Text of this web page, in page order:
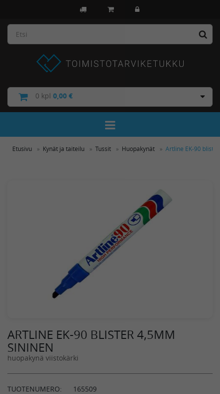
0 kpl 0,00 €
Toggle Navigation
Etusivu Kynät ja taiteilu Tussit Huopakynät Artline EK-90
ARTLINE EK-90 BLISTER 4,5MM
SININEN
huopakynä viistokärki
TUOTENUMERO:
165509